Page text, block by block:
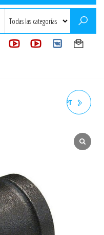
VÁLVULA DE AGUJA 1/4″ NPT